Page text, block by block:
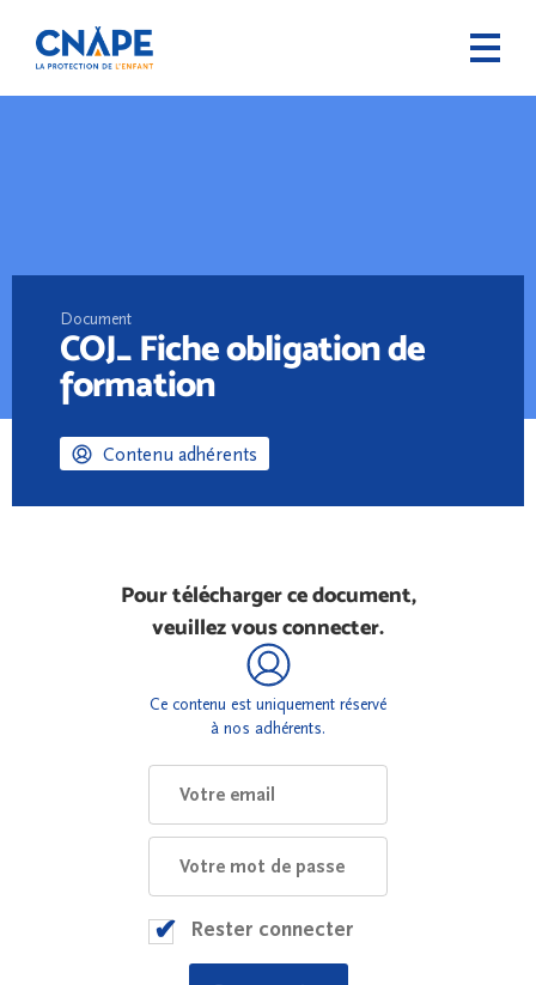
Document
COJ_ Fiche obligation de
formation
Contenu adhérents
Pour télécharger ce document,
veuillez vous connecter.
Ce contenu est uniquement réservé
à nos adhérents.
Rester connecter